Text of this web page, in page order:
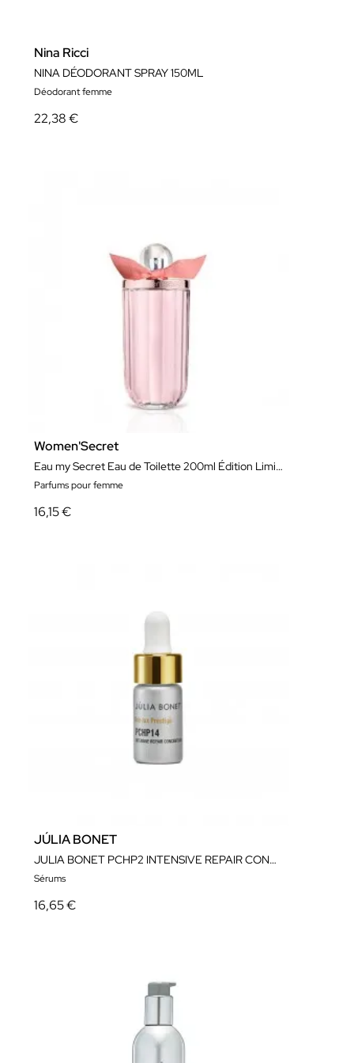
Nina Ricci
NINA DÉODORANT SPRAY 150ML
Déodorant femme
22,38 €
Women'Secret
Eau my Secret Eau de Toilette 200ml Édition Limitée
Parfums pour femme
16,15 €
JÚLIA BONET
JULIA BONET PCHP2 INTENSIVE REPAIR CONCENTRATE
Sérums
16,65 €